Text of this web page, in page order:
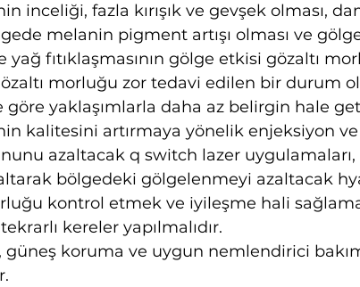
inceliği, fazla kırışık ve gevşek olması,
melanin pigment artışı olması ve
yağ fıtıklaşmasının gölge etkisi gözaltı
morluğu zor tedavi edilen bir durum
göre yaklaşımlarla daha az belirgin hale
kalitesini artırmaya yönelik enjeksiyon
azaltacak q switch lazer uygulamaları,
bölgedeki gölgelenmeyi azaltacak
kontrol etmek ve iyileşme hali
kereler yapılmalıdır.
güneş koruma ve uygun nemlendirici